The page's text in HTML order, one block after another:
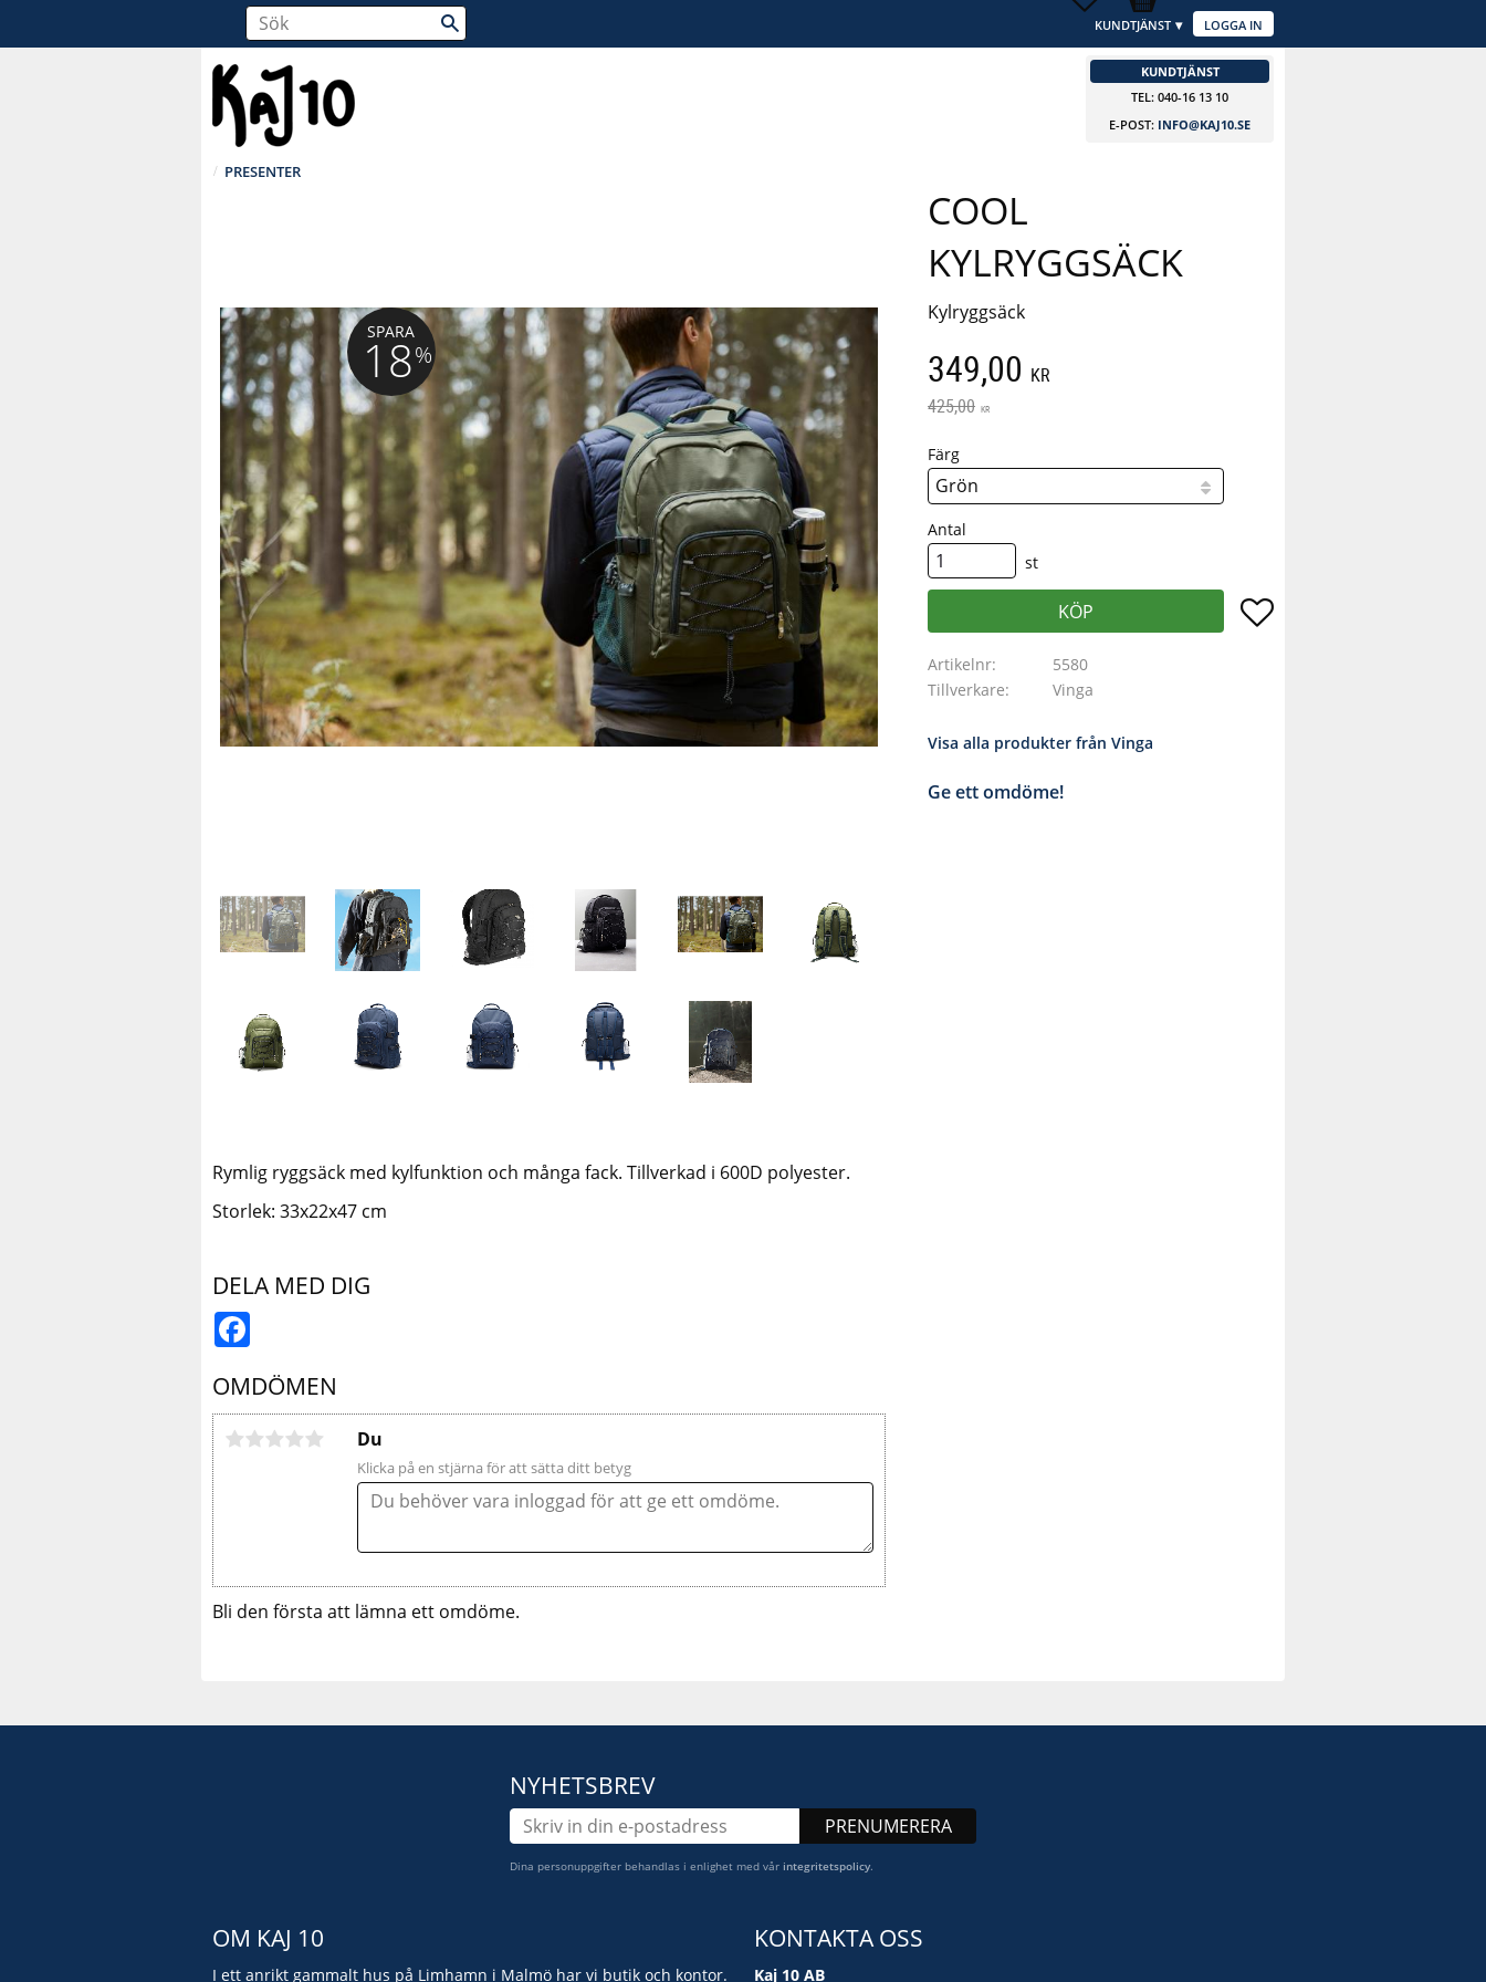
LOGGA IN
KUNDTJÄNST
KUNDTJÄNST
TEL: 040-16 13 10
E-POST: INFO@KAJ10.SE
PRESENTER
COOL
KYLRYGGSÄCK
Kylryggsäck
SPARA
18% Nedsatt pris:
349,00 KR
Ordinarie pris:
425,00 KR
Färg
Antal
st
KÖP Lägg till i favoriter
Artikelnr
5580
Tillverkare
Vinga
Visa alla produkter från Vinga
Ge ett omdöme!
Rymlig ryggsäck med kylfunktion och många fack. Tillverkad i 600D polyester.
Storlek: 33x22x47 cm
DELA MED DIG
OMDÖMEN
Du
Klicka på en stjärna för att sätta ditt betyg
Bli den första att lämna ett omdöme.
NYHETSBREV
PRENUMERERA
Dina personuppgifter behandlas i enlighet med vår integritetspolicy.
OM KAJ 10
I ett anrikt gammalt hus på Limhamn i Malmö har vi butik och kontor.
KONTAKTA OSS
Kaj 10 AB